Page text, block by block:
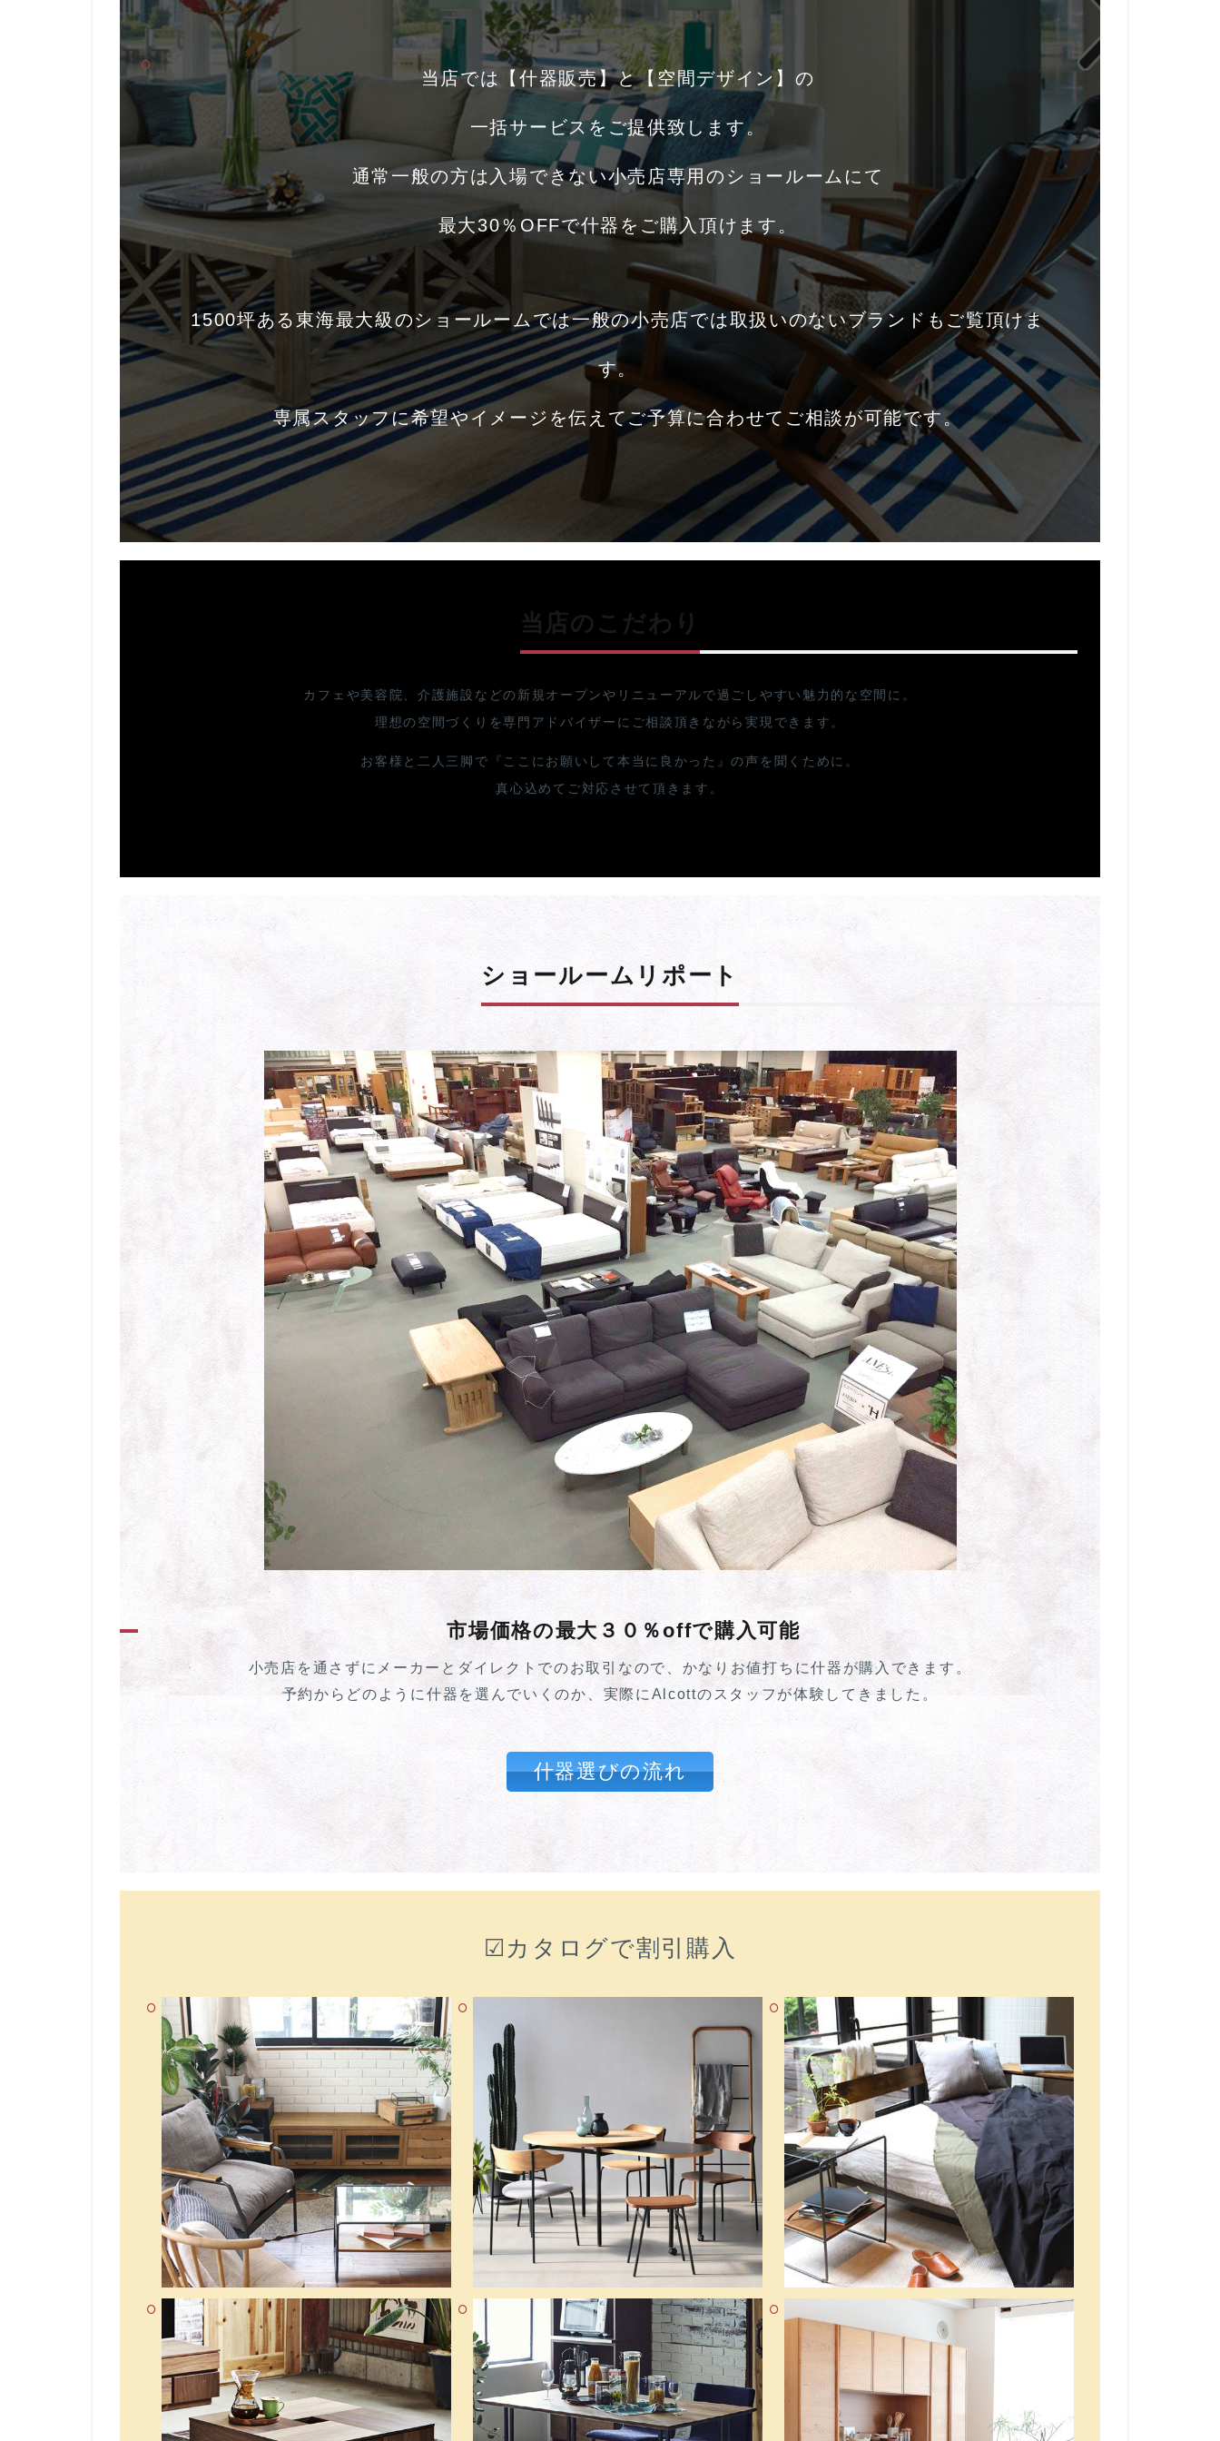
当店では【什器販売】と【空間デザイン】の
一括サービスをご提供致します。
通常一般の方は入場できない小売店専用のショールームにて
最大30％OFFで什器をご購入頂けます。
1500坪ある東海最大級のショールームでは一般の小売店では取扱いのないブランドもご覧頂けま
す。
専属スタッフに希望やイメージを伝えてご予算に合わせてご相談が可能です。
当店のこだわり
カフェや美容院、介護施設などの新規オープンやリニューアルで過ごしやすい魅力的な空間に。
理想の空間づくりを専門アドバイザーにご相談頂きながら実現できます。
お客様と二人三脚で『ここにお願いして本当に良かった』の声を聞くために。
真心込めてご対応させて頂きます。
ショールームリポート
市場価格の最大３０％offで購入可能
小売店を通さずにメーカーとダイレクトでのお取引なので、かなりお値打ちに什器が購入できます。
予約からどのように什器を選んでいくのか、実際にAlcottのスタッフが体験してきました。
什器選びの流れ
☑カタログで割引購入